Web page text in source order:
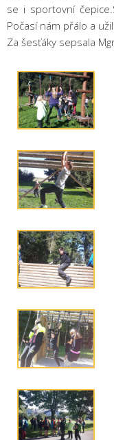
se i sportovní
Počasí nám přálo a
Za šesťáky sepsala